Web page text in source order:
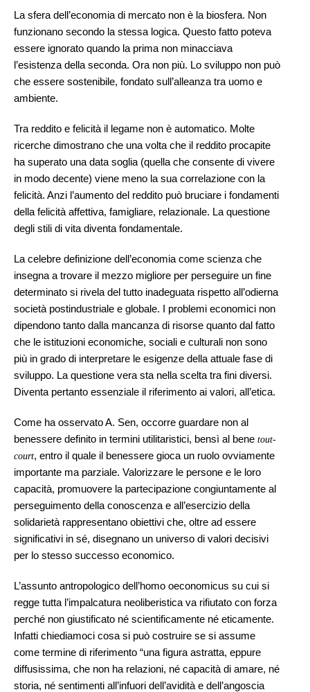
La sfera dell’economia di mercato non è la biosfera. Non
funzionano secondo la stessa logica. Questo fatto poteva
essere ignorato quando la prima non minacciava
l’esistenza della seconda. Ora non più. Lo sviluppo non può
che essere sostenibile, fondato sull’alleanza tra uomo e
ambiente.
Tra reddito e felicità il legame non è automatico. Molte
ricerche dimostrano che una volta che il reddito procapite
ha superato una data soglia (quella che consente di vivere
in modo decente) viene meno la sua correlazione con la
felicità. Anzi l’aumento del reddito può bruciare i fondamenti
della felicità affettiva, famigliare, relazionale. La questione
degli stili di vita diventa fondamentale.
La celebre definizione dell’economia come scienza che
insegna a trovare il mezzo migliore per perseguire un fine
determinato si rivela del tutto inadeguata rispetto all’odierna
società postindustriale e globale. I problemi economici non
dipendono tanto dalla mancanza di risorse quanto dal fatto
che le istituzioni economiche, sociali e culturali non sono
più in grado di interpretare le esigenze della attuale fase di
sviluppo. La questione vera sta nella scelta tra fini diversi.
Diventa pertanto essenziale il riferimento ai valori, all’etica.
Come ha osservato A. Sen, occorre guardare non al
benessere definito in termini utilitaristici, bensì al bene tout-
court, entro il quale il benessere gioca un ruolo ovviamente
importante ma parziale. Valorizzare le persone e le loro
capacità, promuovere la partecipazione congiuntamente al
perseguimento della conoscenza e all’esercizio della
solidarietà rappresentano obiettivi che, oltre ad essere
significativi in sé, disegnano un universo di valori decisivi
per lo stesso successo economico.
L’assunto antropologico dell’homo oeconomicus su cui si
regge tutta l’impalcatura neoliberistica va rifiutato con forza
perché non giustificato né scientificamente né eticamente.
Infatti chiediamoci cosa si può costruire se si assume
come termine di riferimento “una figura astratta, eppure
diffusissima, che non ha relazioni, né capacità di amare, né
storia, né sentimenti all’infuori dell’avidità e dell’angoscia